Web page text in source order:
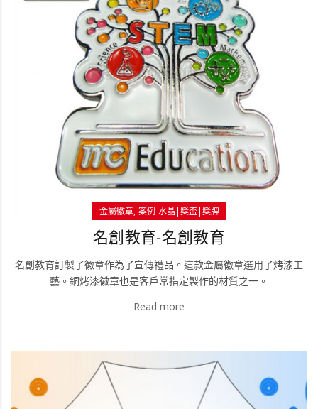
金屬徽章 案例-水晶|獎盃|獎牌
名創教育-名創教育
名創教育訂製了徽章作為了宣傳禮品。這款金屬徽章選用了烤漆工
藝。銅烤漆徽章也是客戶常指定製作的材質之一。
Read more